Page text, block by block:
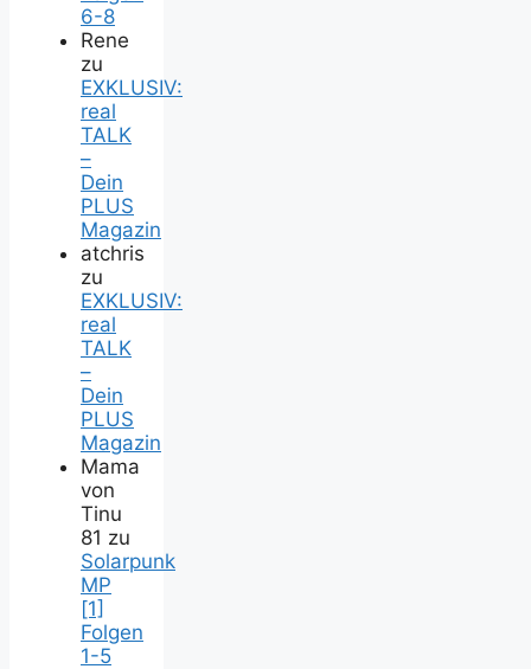
6-8
Rene
zu
EXKLUSIV:
real
TALK
–
Dein
PLUS
Magazin
atchris
zu
EXKLUSIV:
real
TALK
–
Dein
PLUS
Magazin
Mama
von
Tinu
81 zu
Solarpunk
MP
[1]
Folgen
1-5